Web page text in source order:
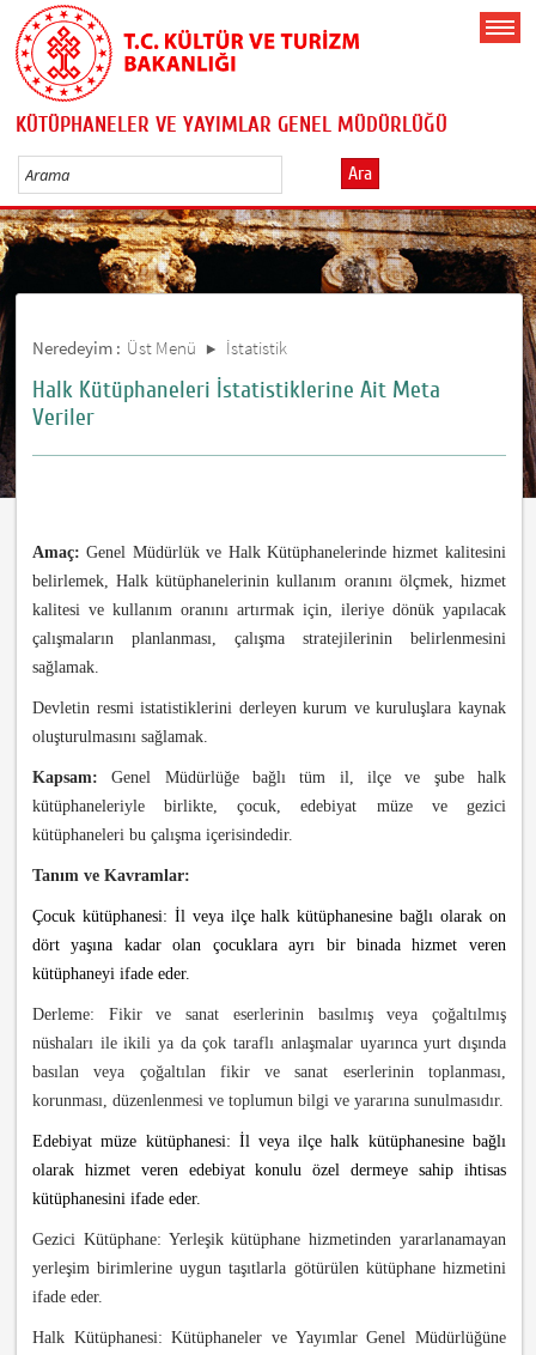
KÜTÜPHANELER VE YAYIMLAR GENEL MÜDÜRLÜĞÜ
Ara
Neredeyim : Üst Menü İstatistik
Halk Kütüphaneleri İstatistiklerine Ait Meta
Veriler
Amaç:Genel Müdürlük ve Halk Kütüphanelerinde hizmet kalitesini
belirlemek, Halk kütüphanelerinin kullanım oranını ölçmek, hizmet
kalitesi ve kullanım oranını artırmak için, ileriye dönük yapılacak
çalışmaların planlanması, çalışma stratejilerinin belirlenmesini
sağlamak.
Devletin resmi istatistiklerini derleyen kurum ve kuruluşlara kaynak
oluşturulmasını sağlamak.
Kapsam:Genel Müdürlüğe bağlı tüm il, ilçe ve şube halk
kütüphaneleriyle birlikte, çocuk, edebiyat müze ve gezici
kütüphaneleri bu çalışma içerisindedir.
Tanım ve Kavramlar:
Çocuk kütüphanesi: İl veya ilçe halk kütüphanesine bağlı olarak on
dört yaşına kadar olan çocuklara ayrı bir binada hizmet veren
kütüphaneyi ifade eder.
Derleme: Fikir ve sanat eserlerinin basılmış veya çoğaltılmış
nüshaları ile ikili ya da çok taraflı anlaşmalar uyarınca yurt dışında
basılan veya çoğaltılan fikir ve sanat eserlerinin toplanması,
korunması, düzenlenmesi ve toplumun bilgi ve yararına sunulmasıdır.
Edebiyat müze kütüphanesi: İl veya ilçe halk kütüphanesine bağlı
olarak hizmet veren edebiyat konulu özel dermeye sahip ihtisas
kütüphanesini ifade eder.
Gezici Kütüphane: Yerleşik kütüphane hizmetinden yararlanamayan
yerleşim birimlerine uygun taşıtlarla götürülen kütüphane hizmetini
ifade eder.
Halk Kütüphanesi: Kütüphaneler ve Yayımlar Genel Müdürlüğüne